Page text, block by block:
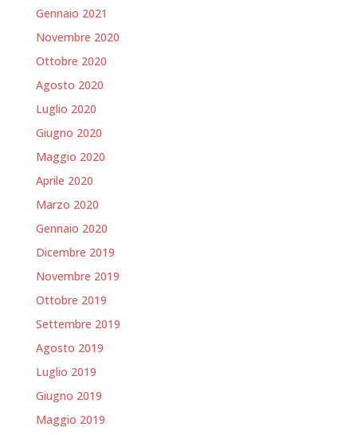
Gennaio 2021
Novembre 2020
Ottobre 2020
Agosto 2020
Luglio 2020
Giugno 2020
Maggio 2020
Aprile 2020
Marzo 2020
Gennaio 2020
Dicembre 2019
Novembre 2019
Ottobre 2019
Settembre 2019
Agosto 2019
Luglio 2019
Giugno 2019
Maggio 2019